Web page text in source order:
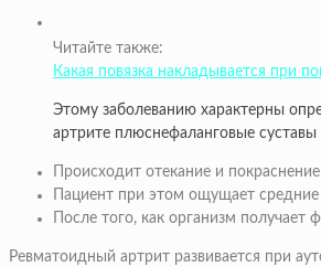
Читайте также:
Какая повязка накладывается при
Этому заболеванию характерны
артрите плюснефаланговые
Происходит отекание и
Пациент при этом ощущает
После того, как организм получает
Ревматоидный артрит развивается при